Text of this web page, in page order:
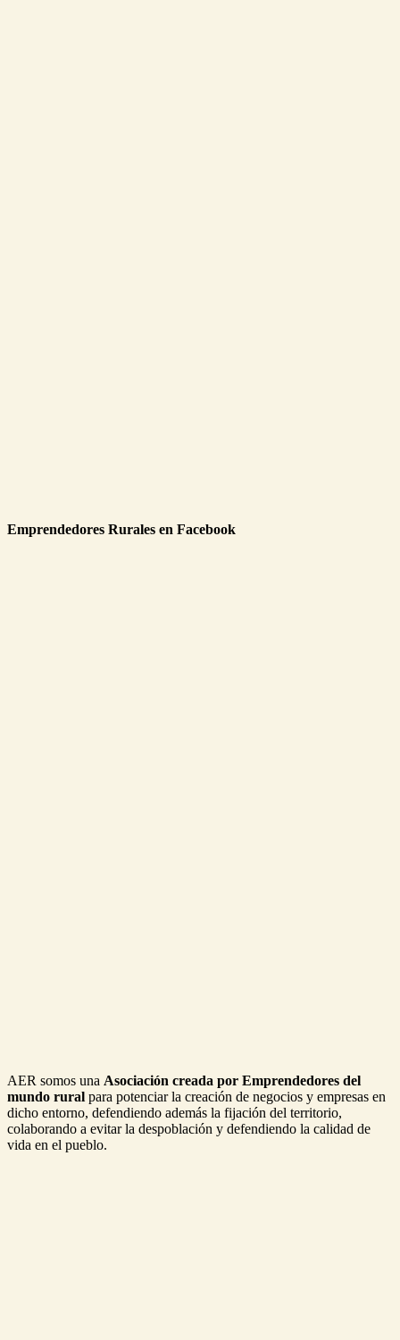
Emprendedores Rurales en Facebook
AER somos una Asociación creada por Emprendedores del
mundo rural para potenciar la creación de negocios y empresas en
dicho entorno, defendiendo además la fijación del territorio,
colaborando a evitar la despoblación y defendiendo la calidad de
vida en el pueblo.